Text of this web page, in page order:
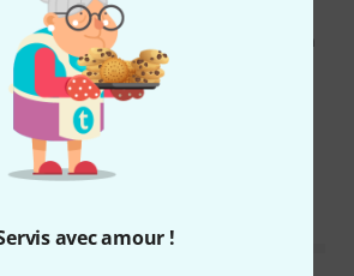
avec amour !
servir de spare en
en bœuf . Je voulais de l'acajou ( en
aux même propriétés ) . Je